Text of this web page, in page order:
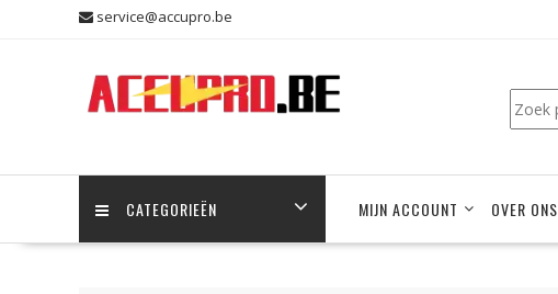
service@accupro.be
Zoeken
CATEGORIEËN MIJN ACCOUNT OVER ONS